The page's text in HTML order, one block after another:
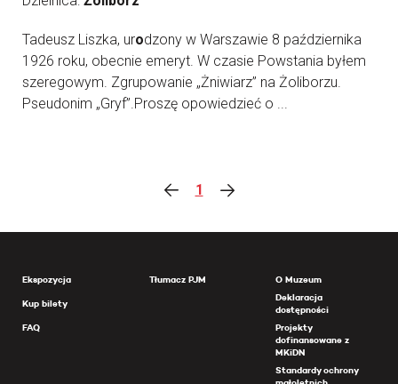
Tadeusz Liszka, urodzony w Warszawie 8 października
1926 roku, obecnie emeryt. W czasie Powstania byłem
szeregowym. Zgrupowanie „Żniwiarz” na Żoliborzu.
Pseudonim „Gryf”.Proszę opowiedzieć o ...
1
Ekspozycja
Kup bilety
FAQ
Tłumacz PJM
O Muzeum
Deklaracja
dostępności
Projekty
dofinansowane z
MKiDN
Standardy ochrony